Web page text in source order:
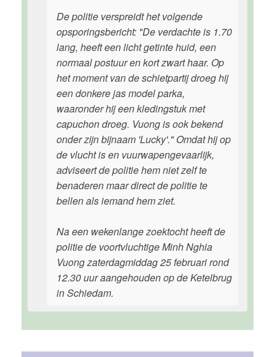
De politie verspreidt het volgende
opsporingsbericht: "De verdachte is 1.70
lang, heeft een licht getinte huid, een
normaal postuur en kort zwart haar. Op
het moment van de schietpartij droeg hij
een donkere jas model parka,
waaronder hij een kledingstuk met
capuchon droeg. Vuong is ook bekend
onder zijn bijnaam 'Lucky'." Omdat hij op
de vlucht is en vuurwapengevaarlijk,
adviseert de politie hem niet zelf te
benaderen maar direct de politie te
bellen als iemand hem ziet.
Na een wekenlange zoektocht heeft de
politie de voortvluchtige Minh Nghia
Vuong zaterdagmiddag 25 februari rond
12.30 uur aangehouden op de Ketelbrug
in Schiedam.